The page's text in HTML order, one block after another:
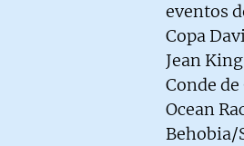
eventos
Copa
Jean
Conde
Ocean
Behobia/